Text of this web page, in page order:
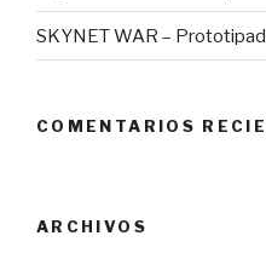
SKYNET WAR –
COMENTARIOS
ARCHIVOS